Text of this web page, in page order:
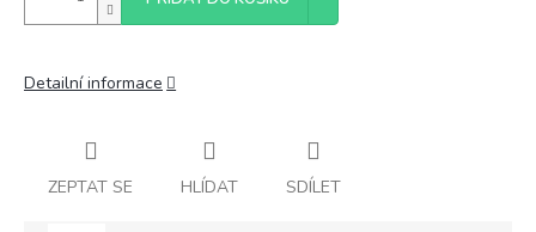
Detailní informace
ZEPTAT SE HLÍDAT SDÍLET